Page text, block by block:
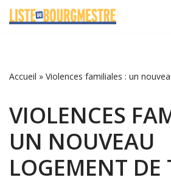
Accueil » Violences familiales : un
VIOLENCES
UN NOUVEAU
LOGEMENT DE